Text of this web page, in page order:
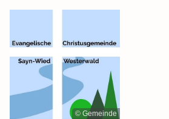
© Gemeinde